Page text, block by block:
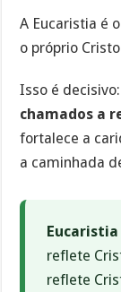
A Eucaristia é
o próprio
Isso é decisivo:
chamados a
fortalece a
a caminhada
reflete
reflete